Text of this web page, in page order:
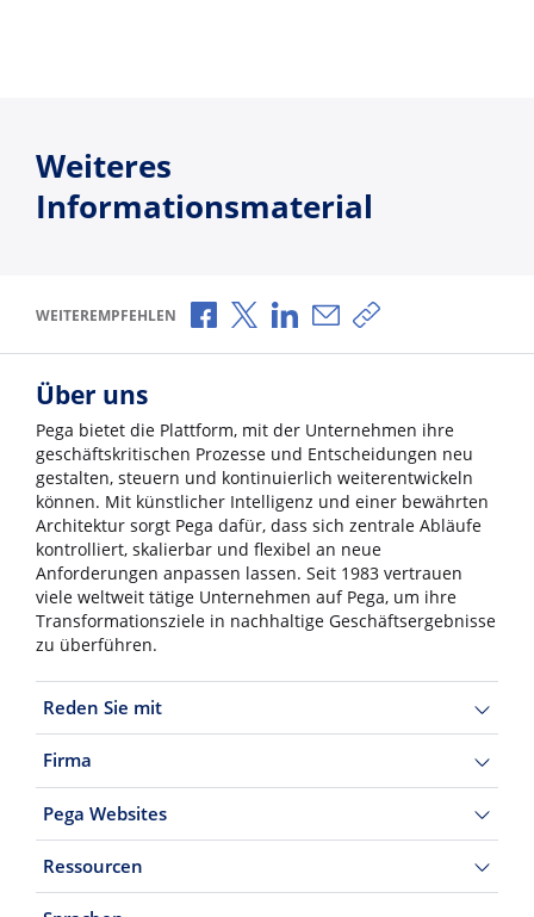
Weiteres
Informationsmaterial
WEITEREMPFEHLEN Über Facebook teilen
Über X teilen
Über LinkedIn teilen
Über E-Mail teilen
Link zum Teilen
Über uns
Pega bietet die Plattform, mit der Unternehmen ihre
geschäftskritischen Prozesse und Entscheidungen neu
gestalten, steuern und kontinuierlich weiterentwickeln
können. Mit künstlicher Intelligenz und einer bewährten
Architektur sorgt Pega dafür, dass sich zentrale Abläufe
kontrolliert, skalierbar und flexibel an neue
Anforderungen anpassen lassen. Seit 1983 vertrauen
viele weltweit tätige Unternehmen auf Pega, um ihre
Transformationsziele in nachhaltige Geschäftsergebnisse
zu überführen.
Reden Sie mit
Firma
Pega Websites
Ressourcen